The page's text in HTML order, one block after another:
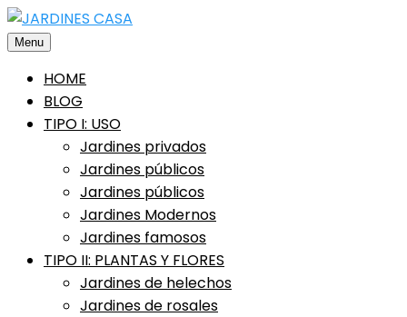
Saltar
alMenu
HOME
BLOG
TIPO I: USO
Jardines privados
Jardines públicos
Jardines públicos
Jardines Modernos
Jardines famosos
TIPO II: PLANTAS Y FLORES
Jardines de helechos
Jardines de rosales